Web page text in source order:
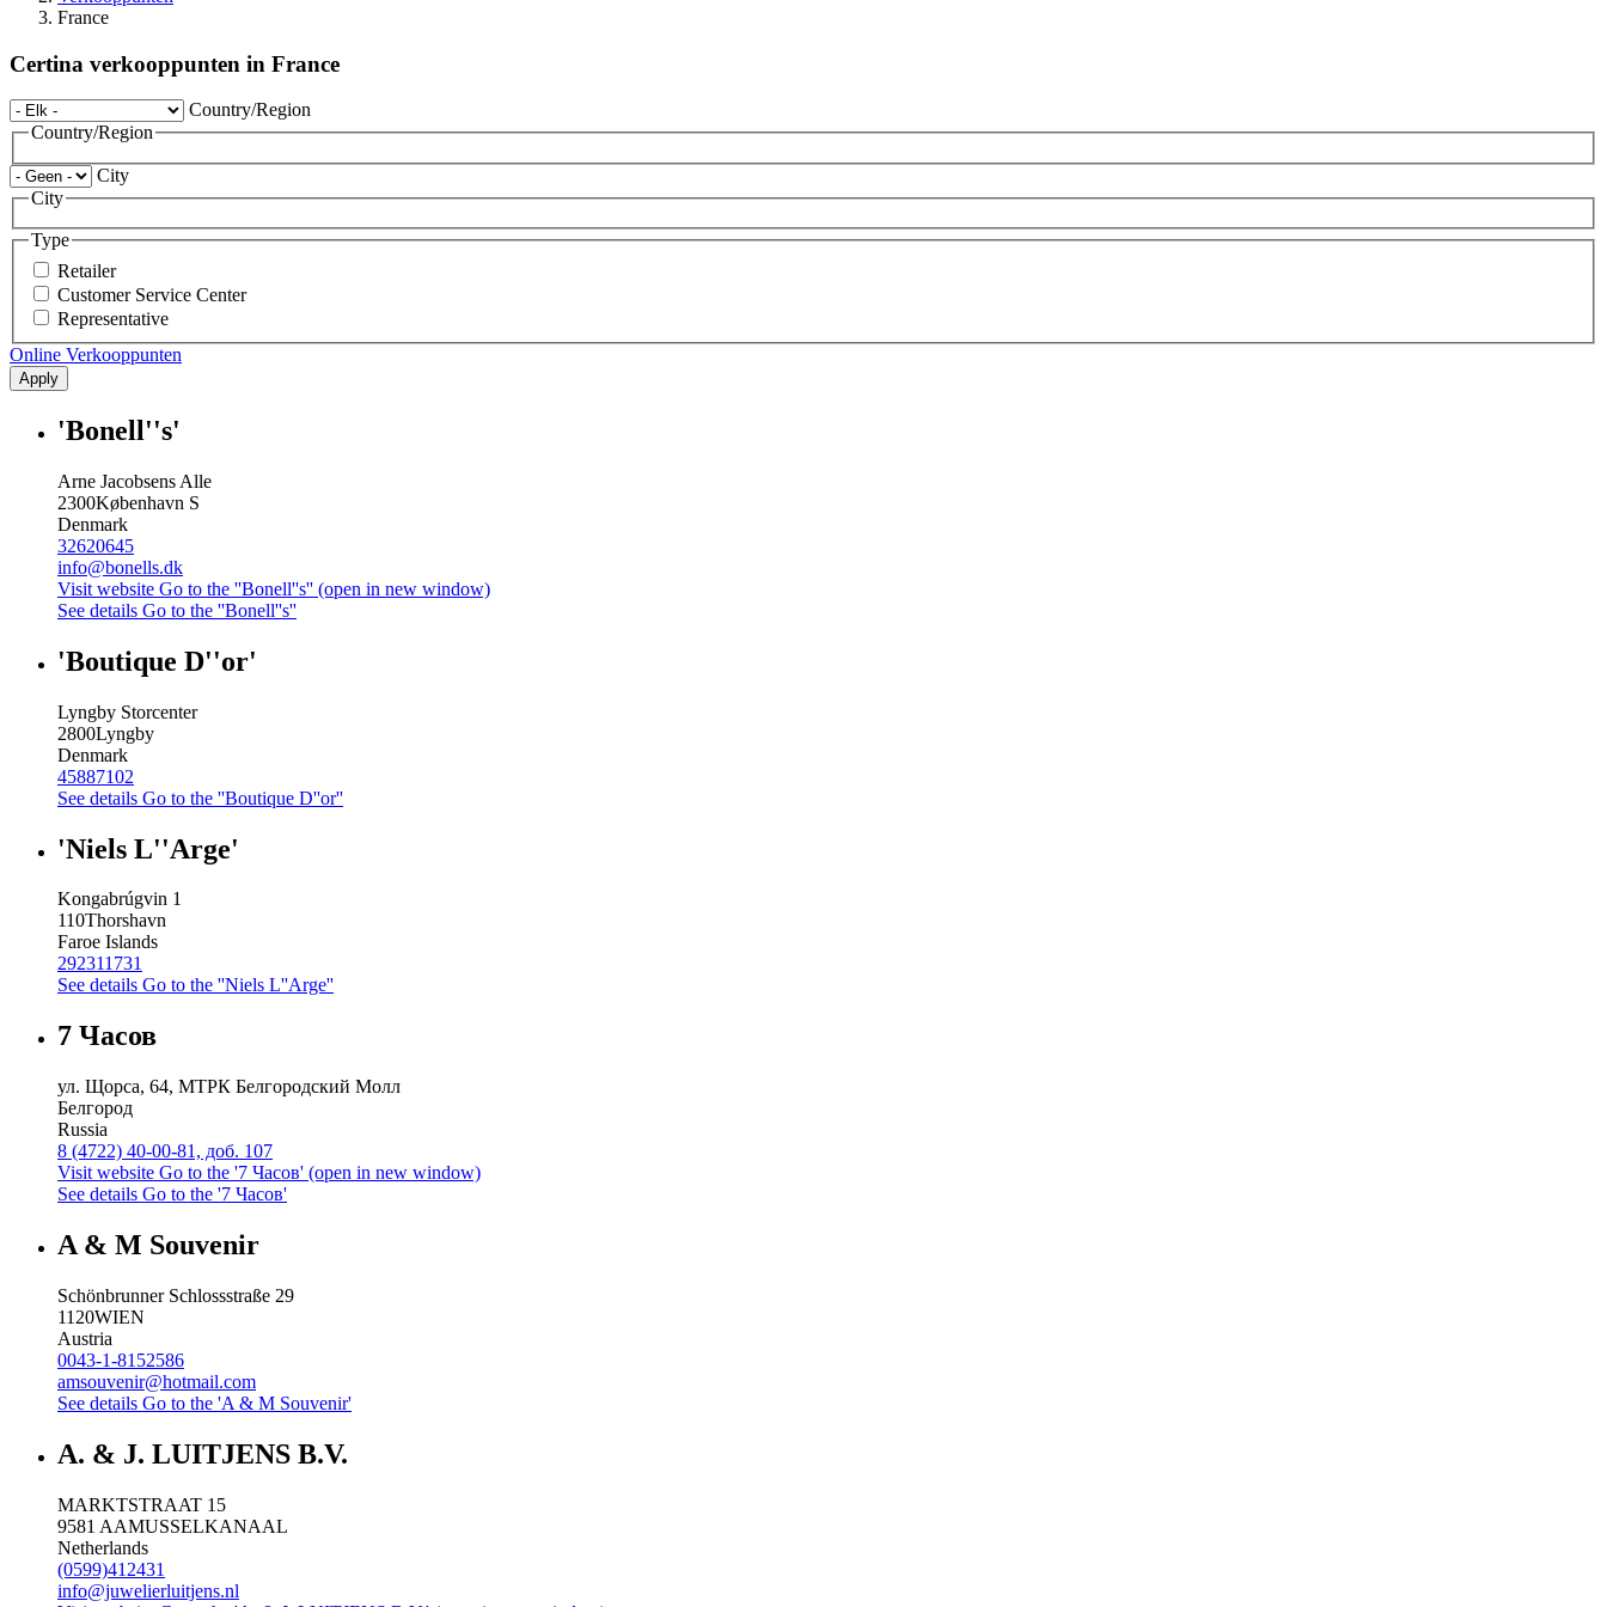
France
Certina verkooppunten in France
Country/Region
Country/Region
City
City
Type
Retailer
Customer Service Center
Representative
Online Verkooppunten
Apply
'Bonell''s'
Arne Jacobsens Alle
2300København S
Denmark
32620645
info@bonells.dk
Visit website Go to the ''Bonell''s'' (open in new window)
See details Go to the ''Bonell''s''
'Boutique D''or'
Lyngby Storcenter
2800Lyngby
Denmark
45887102
See details Go to the ''Boutique D''or''
'Niels L''Arge'
Kongabrúgvin 1
110Thorshavn
Faroe Islands
292311731
See details Go to the ''Niels L''Arge''
7 Часов
ул. Щорса, 64, МТРК Белгородский Молл
Белгород
Russia
8 (4722) 40-00-81, доб. 107
Visit website Go to the '7 Часов' (open in new window)
See details Go to the '7 Часов'
A & M Souvenir
Schönbrunner Schlossstraße 29
1120WIEN
Austria
0043-1-8152586
amsouvenir@hotmail.com
See details Go to the 'A & M Souvenir'
A. & J. LUITJENS B.V.
MARKTSTRAAT 15
9581 AAMUSSELKANAAL
Netherlands
(0599)412431
info@juwelierluitjens.nl